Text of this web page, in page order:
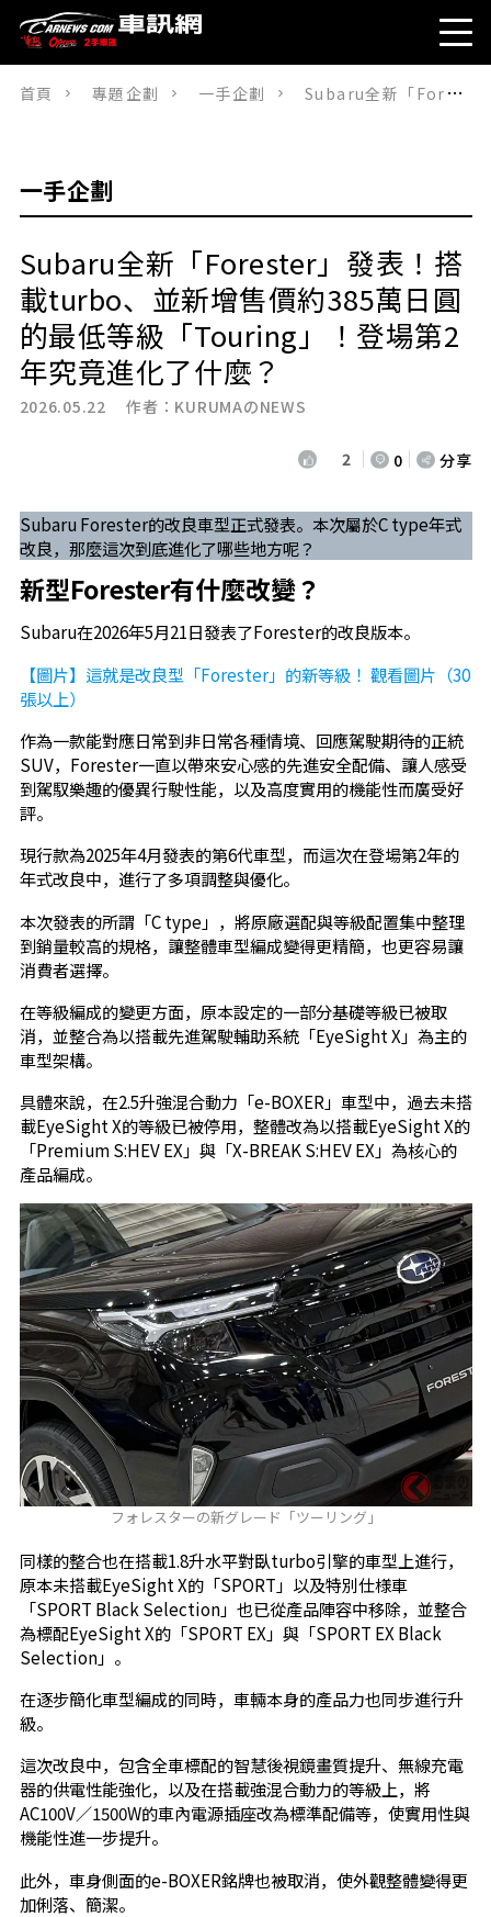
首頁 專題企劃 一手企劃 Subaru全新「Forester」發表！搭載turbo、並新增售價約385萬日圓的最低等級「Touring」！登場第2年究竟進化了什麼？
一手企劃
Subaru全新「Forester」發表！搭
載turbo、並新增售價約385萬日圓
的最低等級「Touring」！登場第2
年究竟進化了什麼？
2026.05.22 作者： KURUMAのNEWS
2 0 分享
Subaru Forester的改良車型正式發表。本次屬於C type年式
改良，那麼這次到底進化了哪些地方呢？
新型Forester有什麼改變？
Subaru在2026年5月21日發表了Forester的改良版本。
【圖片】這就是改良型「Forester」的新等級！ 觀看圖片（30
張以上）
作為一款能對應日常到非日常各種情境、回應駕駛期待的正統
SUV，Forester一直以帶來安心感的先進安全配備、讓人感受
到駕馭樂趣的優異行駛性能，以及高度實用的機能性而廣受好
評。
現行款為2025年4月發表的第6代車型，而這次在登場第2年的
年式改良中，進行了多項調整與優化。
本次發表的所謂「C type」，將原廠選配與等級配置集中整理
到銷量較高的規格，讓整體車型編成變得更精簡，也更容易讓
消費者選擇。
在等級編成的變更方面，原本設定的一部分基礎等級已被取
消，並整合為以搭載先進駕駛輔助系統「EyeSight X」為主的
車型架構。
具體來說，在2.5升強混合動力「e-BOXER」車型中，過去未搭
載EyeSight X的等級已被停用，整體改為以搭載EyeSight X的
「Premium S:HEV EX」與「X-BREAK S:HEV EX」為核心的
產品編成。
フォレスターの新グレード「ツーリング」
同樣的整合也在搭載1.8升水平對臥turbo引擎的車型上進行，
原本未搭載EyeSight X的「SPORT」以及特別仕様車
「SPORT Black Selection」也已從產品陣容中移除，並整合
為標配EyeSight X的「SPORT EX」與「SPORT EX Black
Selection」。
在逐步簡化車型編成的同時，車輛本身的產品力也同步進行升
級。
這次改良中，包含全車標配的智慧後視鏡畫質提升、無線充電
器的供電性能強化，以及在搭載強混合動力的等級上，將
AC100V／1500W的車內電源插座改為標準配備等，使實用性與
機能性進一步提升。
此外，車身側面的e-BOXER銘牌也被取消，使外觀整體變得更
加俐落、簡潔。